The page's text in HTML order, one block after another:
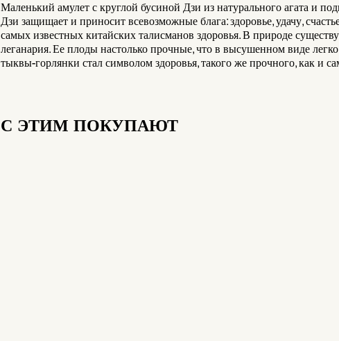
Маленький амулет с круглой бусиной Дзи из натурального агата и
Дзи защищает и приносит всевозможные блага: здоровье, удачу,
самых известных китайских талисманов здоровья. В природе
леганария. Ее плоды настолько прочные, что в высушенном виде
тыквы-горлянки стал символом здоровья, такого же прочного, как и
С ЭТИМ ПОКУПАЮТ